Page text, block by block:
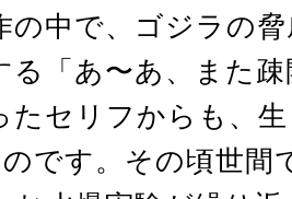
の中で、ゴジラの
る「あ〜あ、また
たセリフからも、
です。その頃世間